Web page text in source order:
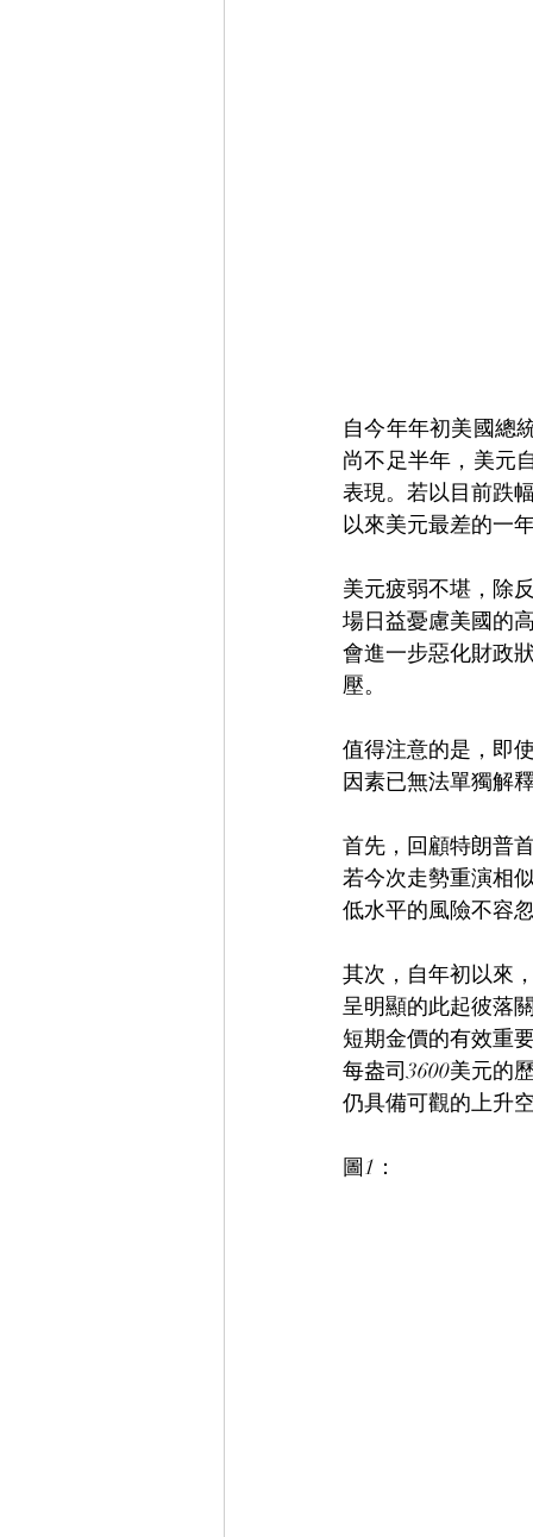
自今年年初美國總
尚不足半年，美元
表現。若以目前跌
以來美元最差的一
美元疲弱不堪，除
場日益憂慮美國的
會進一步惡化財政
壓。
值得注意的是，即
因素已無法單獨解
首先，回顧特朗普
若今次走勢重演相
低水平的風險不容
其次，自年初以來
呈明顯的此起彼落
短期金價的有效重
每盎司3600美元的
仍具備可觀的上升
圖1：